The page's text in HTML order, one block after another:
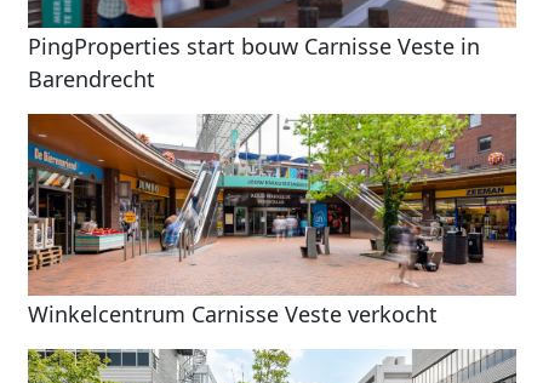
PingProperties start bouw Carnisse Veste in
Barendrecht
Winkelcentrum Carnisse Veste verkocht